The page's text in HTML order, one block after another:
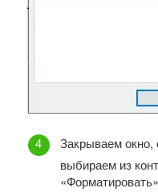
Закрываем
выбираем из